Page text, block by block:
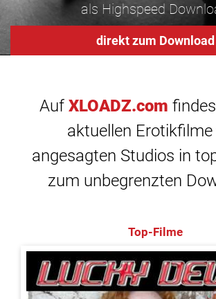
als Highspeed
direkt zum Download
Auf XLOADZ.com
aktuellen Erotikfilme
angesagten Studios in
zum unbegrenzten
Top-Filme